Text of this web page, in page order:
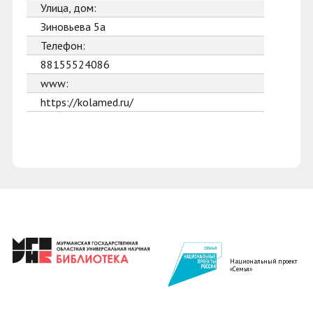
Улица, дом:
Зиновьева 5а
Телефон:
88155524086
www:
https://kolamed.ru/
Национальный проект
«Семья»